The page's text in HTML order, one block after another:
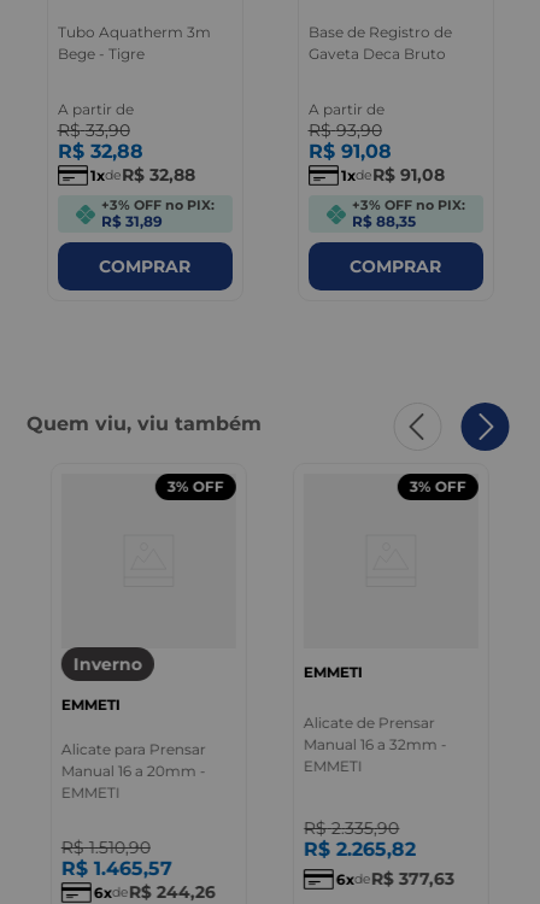
Tubo Aquatherm 3m
Bege - Tigre
A partir de
R$ 33,90
R$ 32,88
1 deR$ 32,88
+3% OFF no PIX:
R$ 31,89
COMPRAR
Base de Registro de
Gaveta Deca Bruto
A partir de
R$ 93,90
R$ 91,08
1 deR$ 91,08
+3% OFF no PIX:
R$ 88,35
COMPRAR
Quem viu, viu também
3% OFF
Inverno
EMMETI
Alicate para Prensar
Manual 16 a 20mm -
EMMETI
R$ 1.510,90
R$ 1.465,57
6 deR$ 244,26
3% OFF
EMMETI
Alicate de Prensar
Manual 16 a 32mm -
EMMETI
R$ 2.335,90
R$ 2.265,82
6 deR$ 377,63